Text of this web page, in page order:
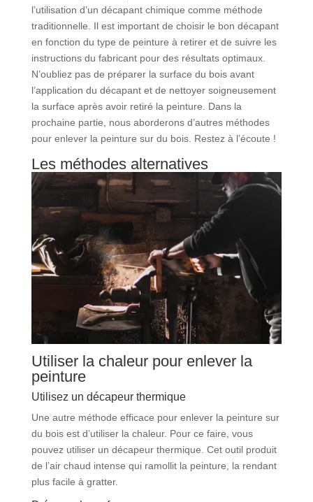
l’utilisation d’un décapant chimique comme méthode
traditionnelle. Il est important de choisir le bon décapant
en fonction du type de peinture à retirer et de suivre les
instructions du fabricant pour des résultats optimaux.
N’oubliez pas de préparer la surface du bois avant
l’application du décapant et de nettoyer soigneusement
la surface après avoir retiré la peinture. Dans la
prochaine partie, nous aborderons d’autres méthodes
pour enlever la peinture sur du bois. Restez à l’écoute !
Les méthodes alternatives
Utiliser la chaleur pour enlever la
peinture
Utilisez un décapeur thermique
Une autre méthode efficace pour enlever la peinture sur
du bois est d’utiliser la chaleur. Pour ce faire, vous
pouvez utiliser un décapeur thermique. Cet outil produit
de l’air chaud intense qui ramollit la peinture, la rendant
plus facile à gratter.